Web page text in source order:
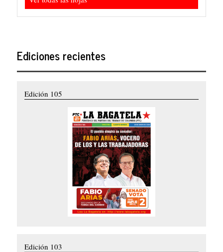
Ediciones recientes
Edición 105
Edición 103